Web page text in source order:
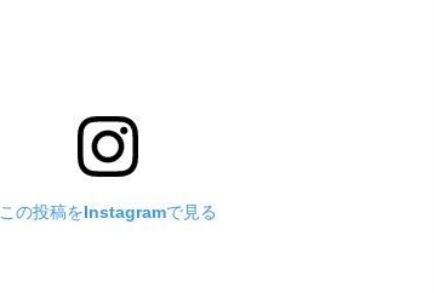
この投稿をInstagramで見る